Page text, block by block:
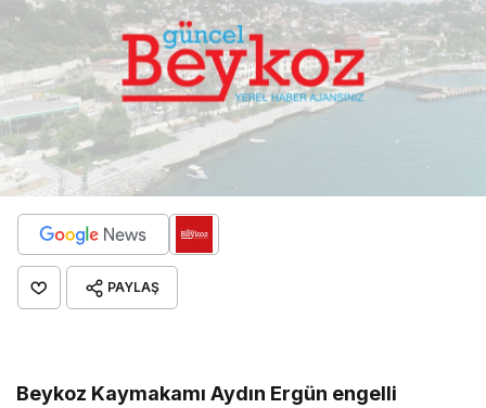
PAYLAŞ
Beykoz Kaymakamı Aydın Ergün engelli